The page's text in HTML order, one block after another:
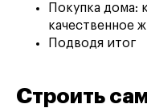
Покупка дома:
качественное
Подводя итог
Строить